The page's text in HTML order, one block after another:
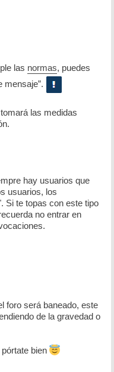
las normas, puedes
mensaje”.
las medidas
hay usuarios que
usuarios, los
Si te topas con este tipo
no entrar en
foro será baneado, este
de la gravedad o
bien